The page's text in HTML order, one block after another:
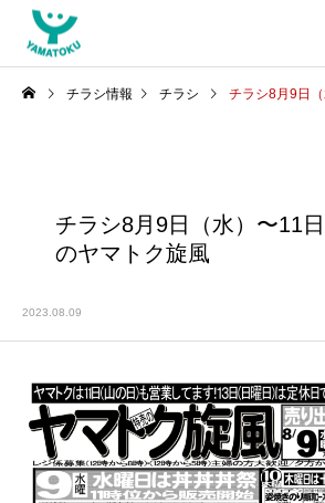
チラシ情報 チラシ チラシ8月9日（水）〜
チラシ8月9日（水）〜11
のヤマトク旋風
2023.08.09